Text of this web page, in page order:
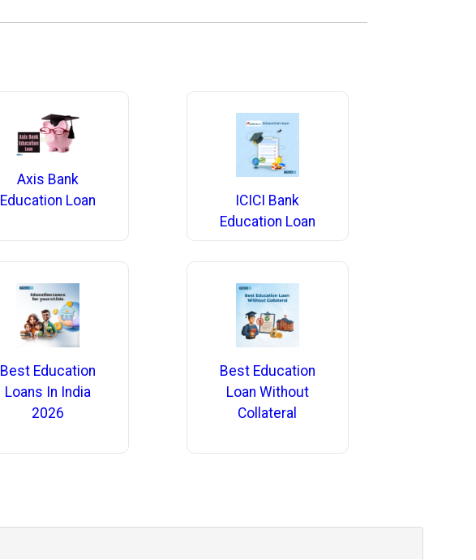
Axis Bank
Education Loan
ICICI Bank
Education Loan
Best Education
Loans In India
2026
Best Education
Loan Without
Collateral